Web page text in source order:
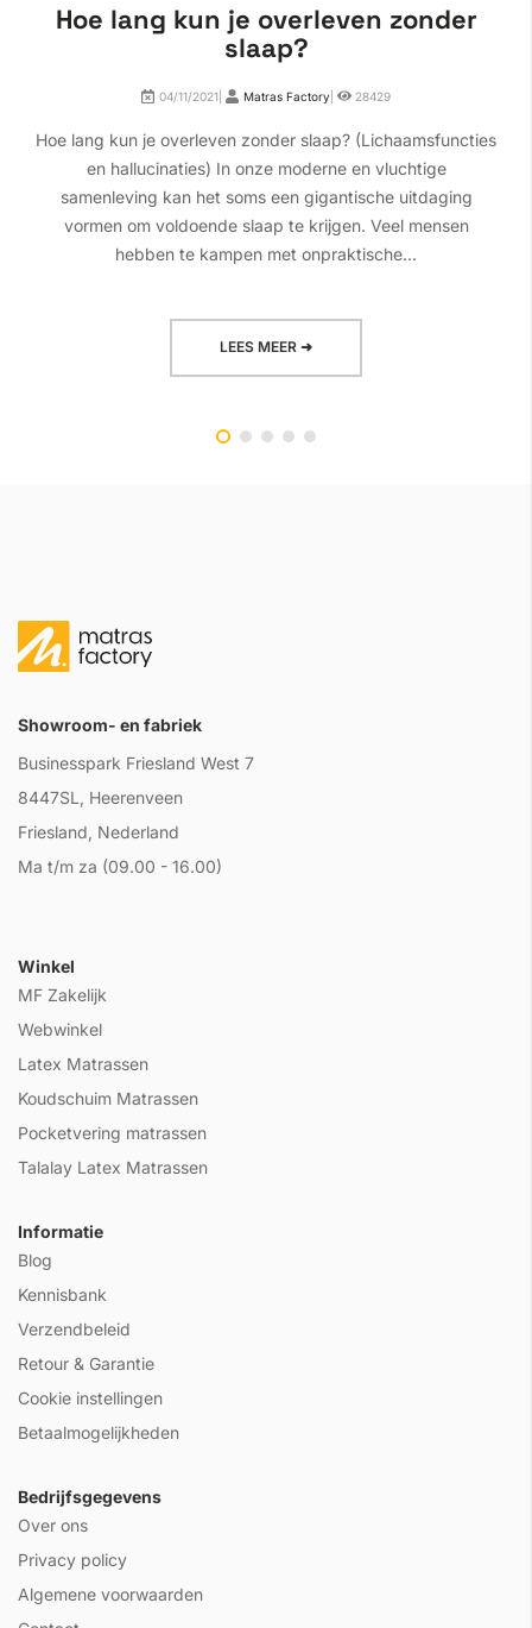
Hoe lang kun je overleven zonder
slaap?
04/11/2021| Matras Factory 28429
Hoe lang kun je overleven zonder slaap? (Lichaamsfuncties
en hallucinaties) In onze moderne en vluchtige
samenleving kan het soms een gigantische uitdaging
vormen om voldoende slaap te krijgen. Veel mensen
hebben te kampen met onpraktische...
LEES MEER ➜
Showroom- en fabriek
Businesspark Friesland West 7
8447SL, Heerenveen
Friesland, Nederland
Ma t/m za (09.00 - 16.00)
Winkel
MF Zakelijk
Webwinkel
Latex Matrassen
Koudschuim Matrassen
Pocketvering matrassen
Talalay Latex Matrassen
Informatie
Blog
Kennisbank
Verzendbeleid
Retour & Garantie
Cookie instellingen
Betaalmogelijkheden
Bedrijfsgegevens
Over ons
Privacy policy
Algemene voorwaarden